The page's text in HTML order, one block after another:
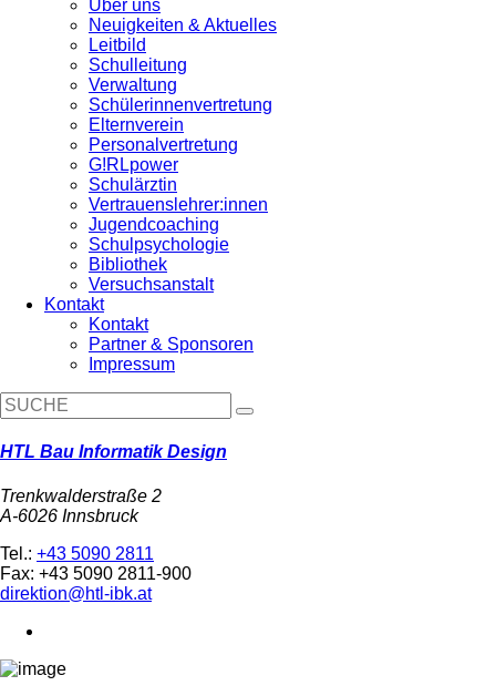
Über uns
Neuigkeiten & Aktuelles
Leitbild
Schulleitung
Verwaltung
Schülerinnenvertretung
Elternverein
Personalvertretung
G!RLpower
Schulärztin
Vertrauenslehrer:innen
Jugendcoaching
Schulpsychologie
Bibliothek
Versuchsanstalt
Kontakt
Kontakt
Partner & Sponsoren
Impressum
HTL Bau Informatik Design
Trenkwalderstraße 2
A-6026 Innsbruck
Tel.: +43 5090 2811
Fax: +43 5090 2811-900
direktion@htl-ibk.at